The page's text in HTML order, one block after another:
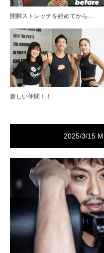
開脚ストレッチを始めてから…
新しい仲間！！
2025/3/15